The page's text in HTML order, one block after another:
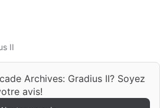
II
Archives: Gradius II? Soyez
avis!